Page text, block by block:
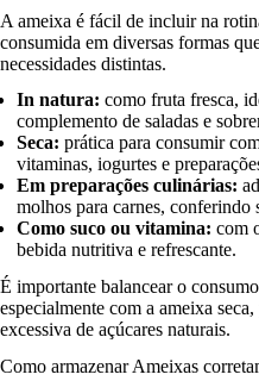
A ameixa é fácil de incluir na
consumida em diversas formas
necessidades distintas.
In natura: como fruta fresca,
complemento de saladas e
Seca: prática para consumir
vitaminas, iogurtes e
Em preparações culinárias:
molhos para carnes, conferindo
Como suco ou vitamina: com
bebida nutritiva e refrescante.
É importante balancear o
especialmente com a ameixa
excessiva de açúcares naturais.
Como armazenar Ameixas